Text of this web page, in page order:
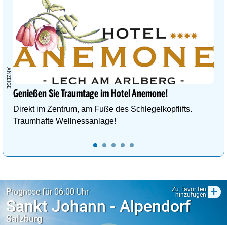
Genießen Sie Traumtage im Hotel Anemone!
Direkt im Zentrum, am Fuße des Schlegelkopflifts.
Traumhafte Wellnessanlage!
Prognose für 06:00 Uhr Zu Favoriten
hinzufügen +
Sankt Johann - Alpendorf
Salzburg